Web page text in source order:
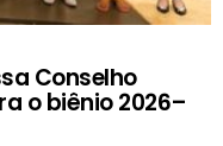
Conselho
o biênio 2026–